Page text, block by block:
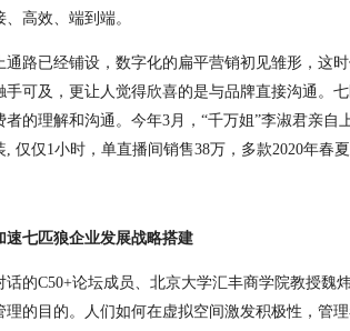
高效、端到端。
通路已经铺设，数字化的扁平营销初见雏形，这
手可及，更让人觉得欣喜的是与品牌直接沟通。
者的理解和沟通。今年3月，“千万姐”李淑君亲自
, 仅仅1小时，单直播间销售38万，多款2020年春夏
速七匹狼企业发展战略搭建
话的C50+论坛成员、北京大学汇丰商学院教授魏
理的目的。人们如何在虚拟空间激发积极性，管